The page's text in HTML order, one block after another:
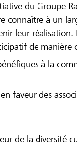
du Groupe
connaître à un
leur
de manière
à la
faveur des
de la diversité